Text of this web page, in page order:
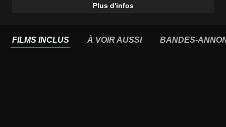
Plus d'infos
FILMS INCLUS À VOIR AUSSI BANDES-